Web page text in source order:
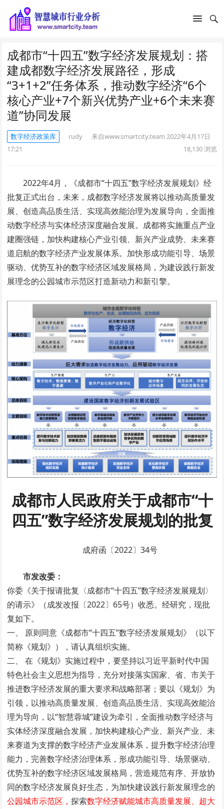
成都市“十四五”数字经济发展规划：搭
建成都数字经济发展路径，形成
“3+1+2”任务体系，推动数字经济“6个
核心产业+7个新兴优势产业+6个未来赛
道”协同发展
数字经济政策库 rudy 来自www.smartcity.team 2022年4月17日
17:21
18,130浏览
2022年4月，《成都市“十四五”数字经济发展规划》经
批复正式出台，未来，成都数字经济发展将以推动高质量发
展、创造高品质生活、实现高效能治理为发展导向，全面推
动数字经济与实体经济深度融合发展。成都将实施重点产业
建圈强链，加快构建核心产业引领、新兴产业成势、未来赛
道启航的数字经济产业发展体系。加快形成功能引导、场景
驱动、优势互补的数字经济区域发展格局，为建设践行新发
展理念的公园城市示范区打造新动力和新引擎。
成都市人民政府关于成都市“十
四五”数字经济发展规划的批复
成府函〔2022〕34号
市发改委：
你委《关于报请批复〈成都市“十四五”数字经济发展规划〉
的请示》（成发改报〔2022〕65号）收悉。经研究，现批
复如下。
一、 原则同意《成都市“十四五”数字经济发展规划》（以下
简称《规划》），请认真组织实施。
二、 在《规划》实施过程中，要坚持以习近平新时代中国
特色社会主义思想为指导，充分对接落实国家、省、市关于
推进数字经济发展的重大要求和战略部署；要以《规划》为
引领，以推动高质量发展、创造高品质生活、实现高效能治
理为导向，以“智慧蓉城”建设为牵引，全面推动数字经济与
实体经济深度融合发展，加快构建核心产业、新兴产业、未
来赛道为支撑的数字经济产业发展体系，提升数字经济治理
能力，完善数字经济治理体系，形成功能引导、场景驱动、
优势互补的数字经济区域发展格局，营造规范有序、开放协
同的数字经济发展良好生态，为加快建设践行新发展理念的
公园城市示范区，探索数字经济赋能城市高质量发展、超大